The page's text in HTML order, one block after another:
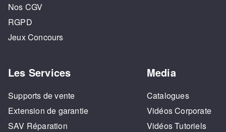
Nos CGV
RGPD
Jeux Concours
Les Services
Supports de vente
Extension de garantie
SAV Réparation
Media
Catalogues
Vidéos Corporate
Vidéos Tutoriels